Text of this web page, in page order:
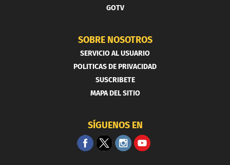
GOTV
SOBRE NOSOTROS
SERVICIO AL USUARIO
POLITICAS DE PRIVACIDAD
SUSCRIBETE
MAPA DEL SITIO
SÍGUENOS EN